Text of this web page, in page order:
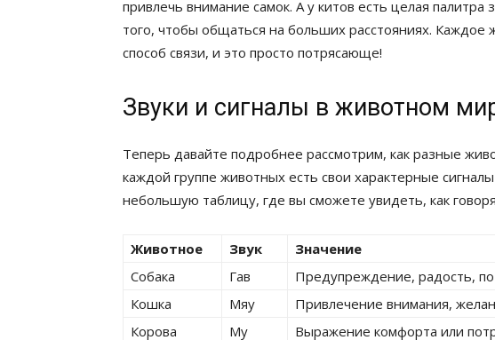
привлечь внимание самок. А у китов есть целая палитра
того, чтобы общаться на больших расстояниях.
способ связи, и это просто потрясающе!
Звуки и сигналы в животном
Теперь давайте подробнее рассмотрим, как разные
каждой группе животных есть свои характерные
небольшую таблицу, где вы сможете увидеть, как
Животное Звук
Значение
Собака
Гав
Предупреждение, радость,
Кошка
Мяу
Привлечение внимания,
Корова
Му
Выражение комфорта или